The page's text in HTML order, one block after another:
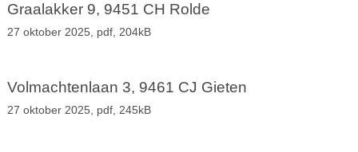
Graalakker 9, 9451 CH Rolde
27 oktober 2025, pdf, 204kB
Volmachtenlaan 3, 9461 CJ Gieten
27 oktober 2025, pdf, 245kB